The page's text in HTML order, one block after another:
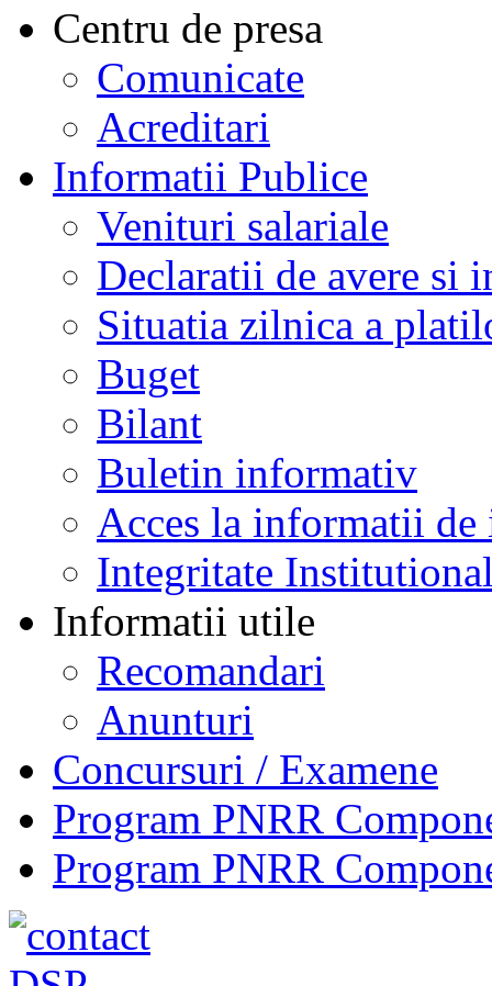
Centru de presa
Comunicate
Acreditari
Informatii Publice
Venituri salariale
Declaratii de avere si
Situatia zilnica a
Buget
Bilant
Buletin informativ
Acces la informatii de
Integritate
Informatii utile
Recomandari
Anunturi
Concursuri / Examene
Program PNRR
Program PNRR